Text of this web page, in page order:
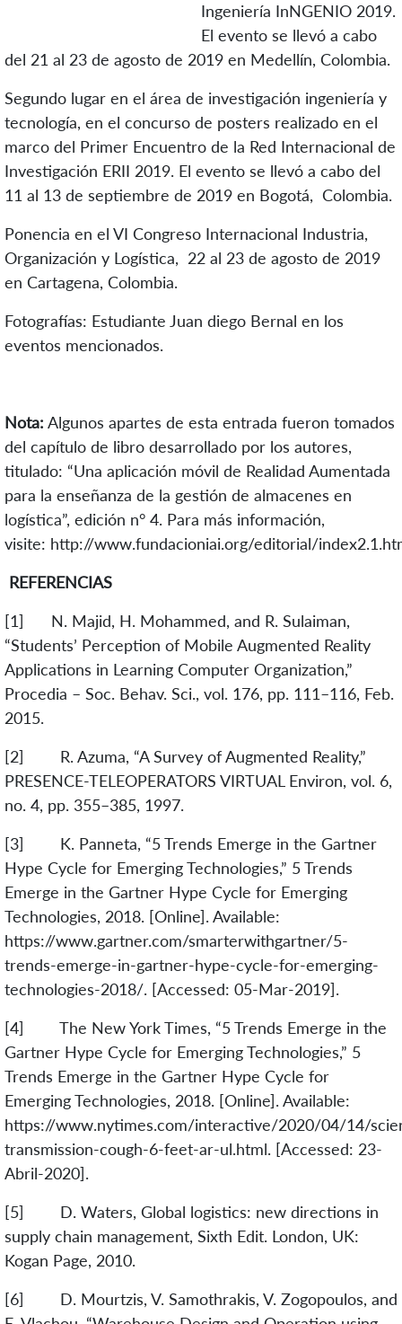
Ingeniería InNGENIO 2019.
El evento se llevó a cabo
del 21 al 23 de agosto de 2019 en Medellín, Colombia.
Segundo lugar en el área de investigación ingeniería y
tecnología, en el concurso de posters realizado en el
marco del Primer Encuentro de la Red Internacional de
Investigación ERII 2019. El evento se llevó a cabo del
11 al 13 de septiembre de 2019 en Bogotá, Colombia.
Ponencia en el VI Congreso Internacional Industria,
Organización y Logística, 22 al 23 de agosto de 2019
en Cartagena, Colombia.
Fotografías: Estudiante Juan diego Bernal en los
eventos mencionados.
Nota: Algunos apartes de esta entrada fueron tomados
del capítulo de libro desarrollado por los autores,
titulado: “Una aplicación móvil de Realidad Aumentada
para la enseñanza de la gestión de almacenes en
logística”, edición n° 4. Para más información,
visite: http://www.fundacioniai.org/editorial/
REFERENCIAS
[1] N. Majid, H. Mohammed, and R. Sulaiman,
“Students’ Perception of Mobile Augmented Reality
Applications in Learning Computer Organization,”
Procedia – Soc. Behav. Sci., vol. 176, pp. 111–116, Feb.
2015.
[2] R. Azuma, “A Survey of Augmented Reality,”
PRESENCE-TELEOPERATORS VIRTUAL Environ, vol. 6,
no. 4, pp. 355–385, 1997.
[3] K. Panneta, “5 Trends Emerge in the Gartner
Hype Cycle for Emerging Technologies,” 5 Trends
Emerge in the Gartner Hype Cycle for Emerging
Technologies, 2018. [Online]. Available:
https://www.gartner.com/smarterwithgartner/5-
trends-emerge-in-gartner-hype-cycle-for-emerging-
technologies-2018/. [Accessed: 05-Mar-2019].
[4] The New York Times, “5 Trends Emerge in the
Gartner Hype Cycle for Emerging Technologies,” 5
Trends Emerge in the Gartner Hype Cycle for
Emerging Technologies, 2018. [Online]. Available:
https://www.nytimes.com/interactive/2020/04/14/
transmission-cough-6-feet-ar-ul.html. [Accessed: 23-
Abril-2020].
[5] D. Waters, Global logistics: new directions in
supply chain management, Sixth Edit. London, UK:
Kogan Page, 2010.
[6] D. Mourtzis, V. Samothrakis, V. Zogopoulos, and